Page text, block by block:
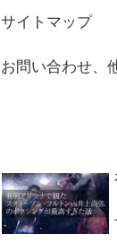
サイトマップ
お問い合わせ、